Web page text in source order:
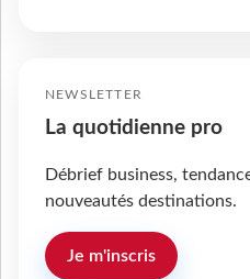
NEWSLETTER
La quotidienne pro
Débrief business,
nouveautés destinations.
Je m'inscris